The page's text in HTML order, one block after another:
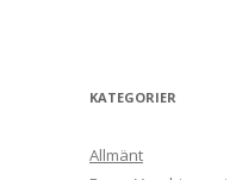
KATEGORIER
Allmänt